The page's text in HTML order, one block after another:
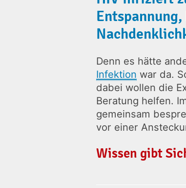
Denn es hätte
Infektion war da.
dabei wollen die
Beratung helfen.
gemeinsam
vor einer
Wissen gibt